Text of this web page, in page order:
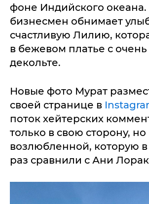
фоне Индийского океана.
бизнесмен обнимает
счастливую Лилию,
в бежевом платье с
декольте.
Новые фото Мурат
своей странице в
поток хейтерских
только в свою сторону, но
возлюбленной, которую
раз сравнили с Ани